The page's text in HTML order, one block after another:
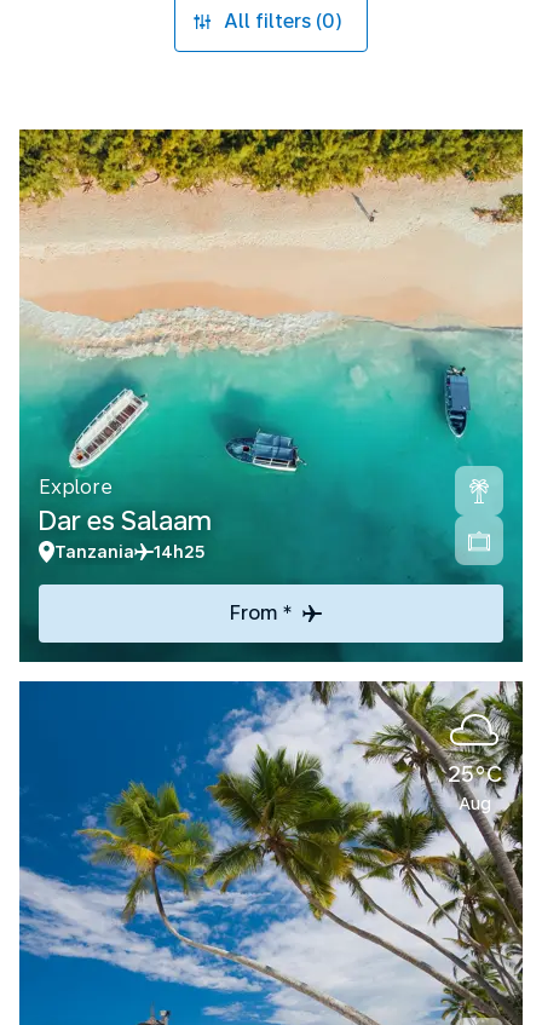
All filters (0)
Explore
Dar es Salaam
Tanzania 14h25
From *
25°C
Aug